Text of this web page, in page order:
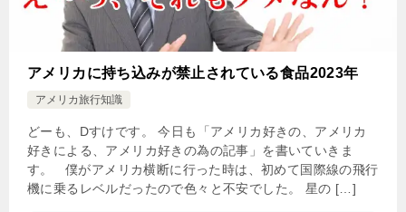
アメリカに持ち込みが禁止されている食品2023年
アメリカ旅行知識
どーも、Dすけです。 今日も「アメリカ好きの、アメリカ
好きによる、アメリカ好きの為の記事」を書いていきま
す。 僕がアメリカ横断に行った時は、初めて国際線の飛行
機に乗るレベルだったので色々と不安でした。 星の […]